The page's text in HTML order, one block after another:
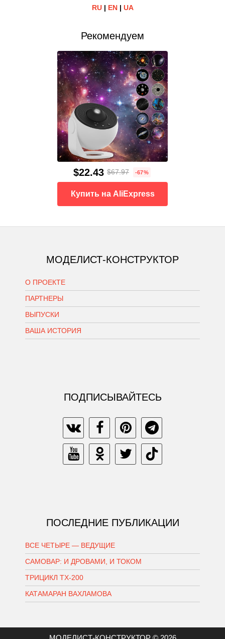
RU| EN| UA
Рекомендуем
$22.43 $67.97 -67%
Купить на AliExpress
МОДЕЛИСТ-КОНСТРУКТОР
О ПРОЕКТЕ
ПАРТНЕРЫ
ВЫПУСКИ
ВАША ИСТОРИЯ
ПОДПИСЫВАЙТЕСЬ
ПОСЛЕДНИЕ ПУБЛИКАЦИИ
ВСЕ ЧЕТЫРЕ — ВЕДУЩИЕ
САМОВАР: И ДРОВАМИ, И ТОКОМ
ТРИЦИКЛ ТХ-200
КАТАМАРАН ВАХЛАМОВА